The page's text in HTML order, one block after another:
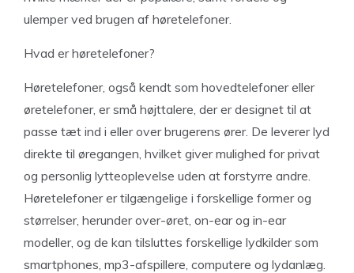
ulemper ved brugen af høretelefoner.
Hvad er høretelefoner?
Høretelefoner, også kendt som hovedtelefoner eller
øretelefoner, er små højttalere, der er designet til at
passe tæt ind i eller over brugerens ører. De leverer lyd
direkte til øregangen, hvilket giver mulighed for privat
og personlig lytteoplevelse uden at forstyrre andre.
Høretelefoner er tilgængelige i forskellige former og
størrelser, herunder over-øret, on-ear og in-ear
modeller, og de kan tilsluttes forskellige lydkilder som
smartphones, mp3-afspillere, computere og lydanlæg.